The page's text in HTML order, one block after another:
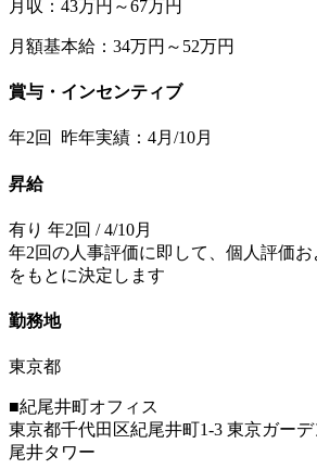
月収：43万円～67万円
月額基本給：34万円～52万円
賞与・インセンティブ
年2回 昨年実績：4月/10月
昇給
有り 年2回 / 4/10月
年2回の人事評価に即して、個人評価
をもとに決定します
勤務地
東京都
■紀尾井町オフィス
東京都千代田区紀尾井町1-3 東京ガー
尾井タワー